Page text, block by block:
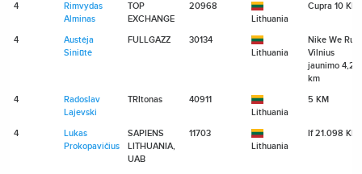
4
Rimvydas
Alminas
TOP
EXCHANGE
20968
Lithuania
Cupra 10 KM
4
Austėja
Siniūtė
FULLGAZZ
30134
Lithuania
Nike We Run
Vilnius
jaunimo 4,2
km
4
Radoslav
Lajevski
TRItonas
40911
Lithuania
5 KM
4
Lukas
Prokopavičius
SAPIENS
LITHUANIA,
UAB
11703
Lithuania
If 21.098 KM